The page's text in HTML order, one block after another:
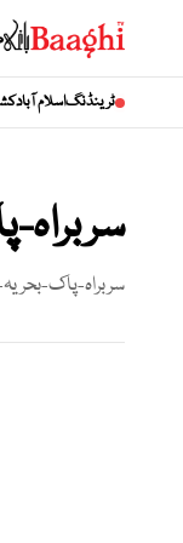
ٹرینڈنگاسلام آباد
سربراہ-پاک-